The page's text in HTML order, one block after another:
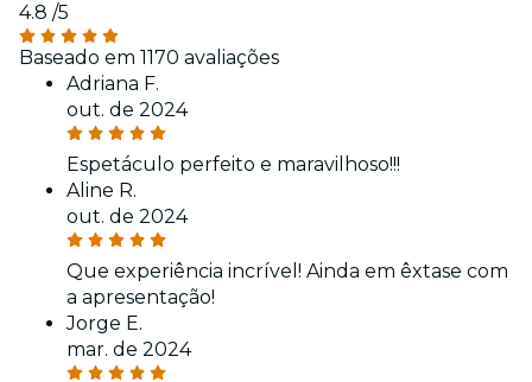
4.8 /5
Baseado em 1170 avaliações
Adriana F.
out. de 2024
Espetáculo perfeito e maravilhoso!!!
Aline R.
out. de 2024
Que experiência incrível! Ainda em êxtase com
a apresentação!
Jorge E.
mar. de 2024